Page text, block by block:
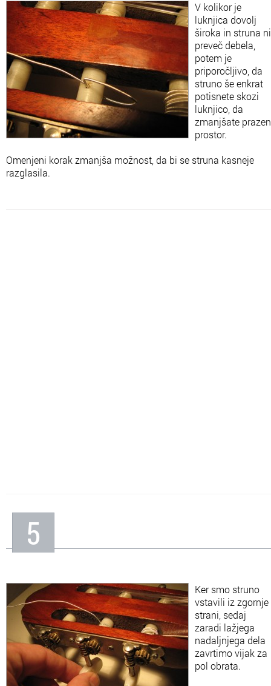
V kolikor je
luknjica dovolj
široka in struna ni
preveč debela,
potem je
priporočljivo, da
struno še enkrat
potisnete skozi
luknjico, da
zmanjšate prazen
prostor.
Omenjeni korak zmanjša možnost, da bi se struna kasneje
razglasila.
5
Ker smo struno
vstavili iz zgornje
strani, sedaj
zaradi lažjega
nadaljnjega dela
zavrtimo vijak za
pol obrata.